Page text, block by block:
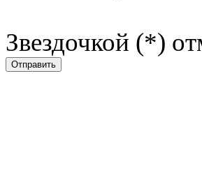
Звездочкой (*)